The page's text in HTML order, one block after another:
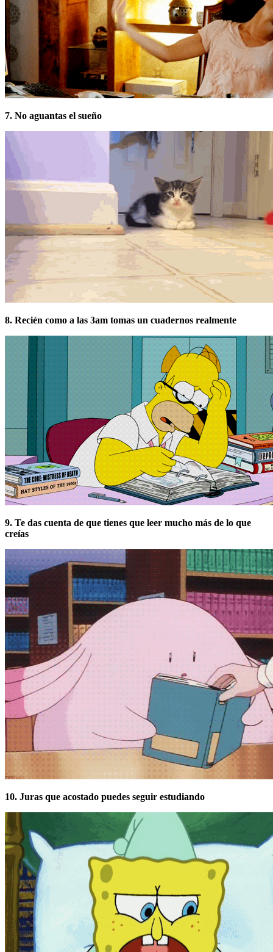
7. No aguantas el sueño
8. Recién como a las 3am tomas un cuadernos realmente
9. Te das cuenta de que tienes que leer mucho más de lo que
creías
10. Juras que acostado puedes seguir estudiando